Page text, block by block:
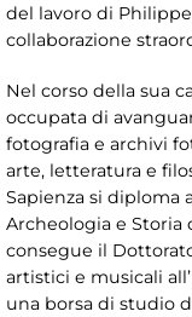
del lavoro di
collaborazione
Nel corso della sua
occupata di
fotografia e archivi
arte, letteratura e
Sapienza si diploma
Archeologia e Storia
consegue il
artistici e musicali
una borsa di studio